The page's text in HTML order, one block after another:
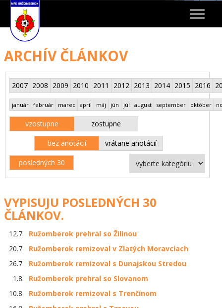
Toggle
ARCHÍV ČLÁNKOV
2007 2008 2009 2010 2011 2012 2013 2014 2015 2016
január február marec apríl máj jún júl august september október
vzostupne zostupne
bez anotácií vrátane anotácií
posledných 30
VYPISUJU POSLEDNÝCH 30
ČLÁNKOV.
12.7.
Ružomberok prehral so Žilinou
20.7.
Ružomberok remizoval v Zlatých Moravciach
26.7.
Ružomberok remizoval s Dunajskou Stredou
1.8.
Ružomberok prehral so Slovanom
10.8.
Ružomberok remizoval s Trenčínom